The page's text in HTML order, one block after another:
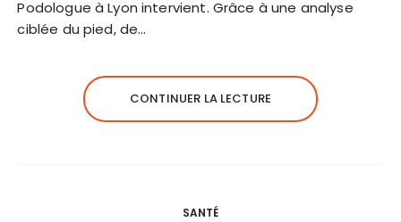
Podologue à Lyon intervient. Grâce à une analyse
ciblée du pied, de…
CONTINUER LA LECTURE
SANTÉ